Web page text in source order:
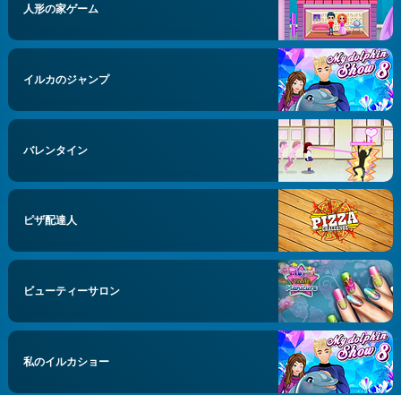
人形の家ゲーム
イルカのジャンプ
バレンタイン
ピザ配達人
ビューティーサロン
私のイルカショー